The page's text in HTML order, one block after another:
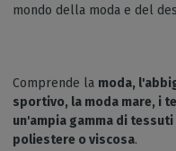
mondo della moda e del
Comprende la moda,
sportivo, la moda mare, i
un'ampia gamma di
poliestere o viscosa.